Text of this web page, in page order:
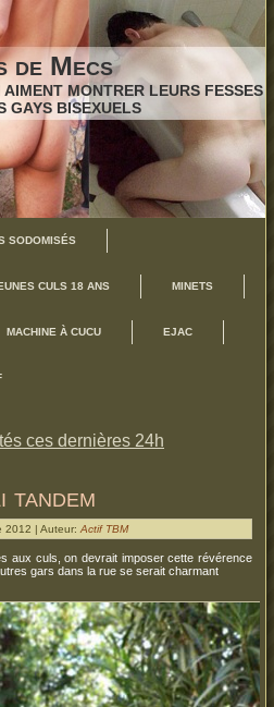
de Mecs
MONTRER LEURS FESSES
GAYS BISEXUELS
SODOMISÉS
CULS 18 ANS MINETS
MACHINE À CUCU EJAC
ces dernières 24h
2012 | Auteur: Actif TBM
aux culs, on devrait imposer cette révérence
gars dans la rue se serait charmant